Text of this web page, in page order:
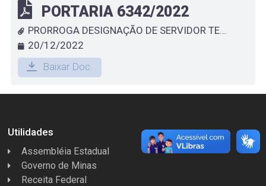
PORTARIA 6342/2022
PRORROGA DESIGNAÇÃO DE SERVIDOR TEMPORÁRIO QUE ESPECIFICA - LUIZ CARLOS DA SILVA
20/12/2022
Baixar Doc.
Utilidades
Assembléia Estadual
Governo de Minas
Receita Federal